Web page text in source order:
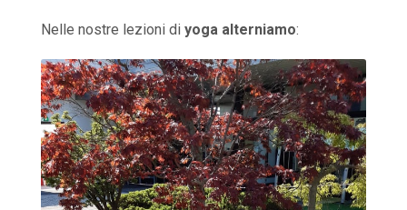
Nelle nostre lezioni di yoga alterniamo: